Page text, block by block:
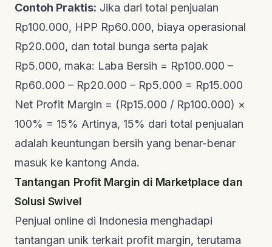
Contoh Praktis: Jika dari total penjualan
Rp100.000, HPP Rp60.000, biaya operasional
Rp20.000, dan total bunga serta pajak
Rp5.000, maka: Laba Bersih = Rp100.000 –
Rp60.000 – Rp20.000 – Rp5.000 = Rp15.000
Net Profit Margin = (Rp15.000 / Rp100.000) ×
100% = 15% Artinya, 15% dari total penjualan
adalah keuntungan bersih yang benar-benar
masuk ke kantong Anda.
Tantangan Profit Margin di Marketplace dan
Solusi Swivel
Penjual online di Indonesia menghadapi
tantangan unik terkait profit margin, terutama